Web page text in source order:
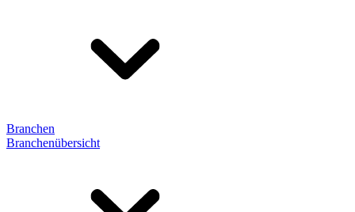
Branchen
Branchenübersicht